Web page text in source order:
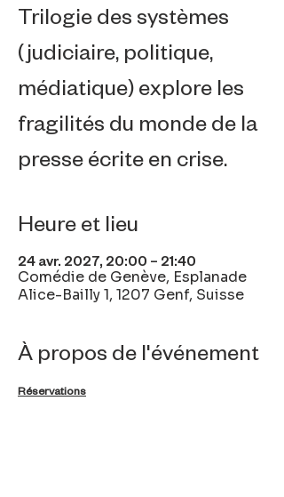
Trilogie des systèmes
(judiciaire, politique,
médiatique) explore les
fragilités du monde de la
presse écrite en crise.
Heure et lieu
24 avr. 2027, 20:00 – 21:40
Comédie de Genève, Esplanade
Alice-Bailly 1, 1207 Genf, Suisse
À propos de l'événement
Réservations